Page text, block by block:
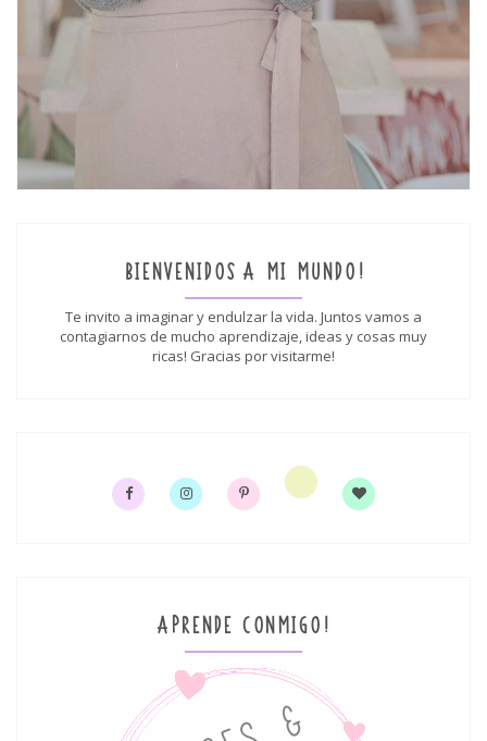
BIENVENIDOS A MI MUNDO!
Te invito a imaginar y endulzar la vida. Juntos vamos a
contagiarnos de mucho aprendizaje, ideas y cosas muy
ricas! Gracias por visitarme!
APRENDE CONMIGO!